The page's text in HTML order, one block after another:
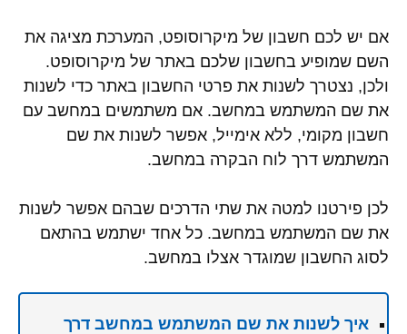
אם יש לכם חשבון של מיקרוסופט, המערכת מציגה את
השם שמופיע בחשבון שלכם באתר של מיקרוסופט.
ולכן, נצטרך לשנות את פרטי החשבון באתר כדי לשנות
את שם המשתמש במחשב. אם משתמשים במחשב עם
חשבון מקומי, ללא אימייל, אפשר לשנות את שם
המשתמש דרך לוח הבקרה במחשב.
לכן פירטנו למטה את שתי הדרכים שבהם אפשר לשנות
את שם המשתמש במחשב. כל אחד ישתמש בהתאם
לסוג החשבון שמוגדר אצלו במחשב.
איך לשנות את שם המשתמש במחשב דרך